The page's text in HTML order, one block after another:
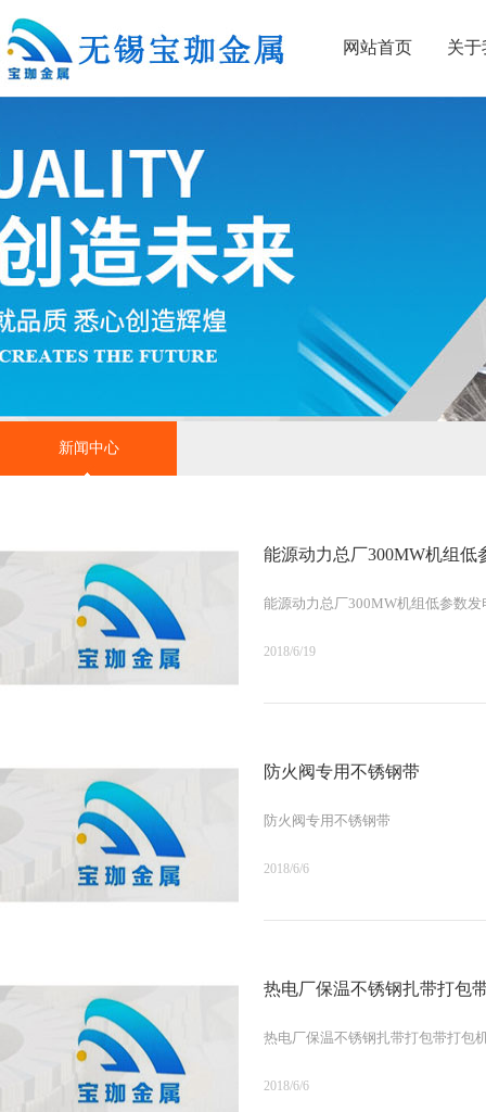
网站首页 关于
新闻中心
能源动力总厂300MW机组低
能源动力总厂300MW机组低参数发
2018/6/19
防火阀专用不锈钢带
防火阀专用不锈钢带
2018/6/6
热电厂保温不锈钢扎带打包
热电厂保温不锈钢扎带打包带打包
2018/6/6